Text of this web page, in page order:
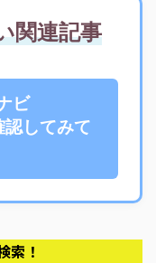
関連記事
ビ
してみて
索！